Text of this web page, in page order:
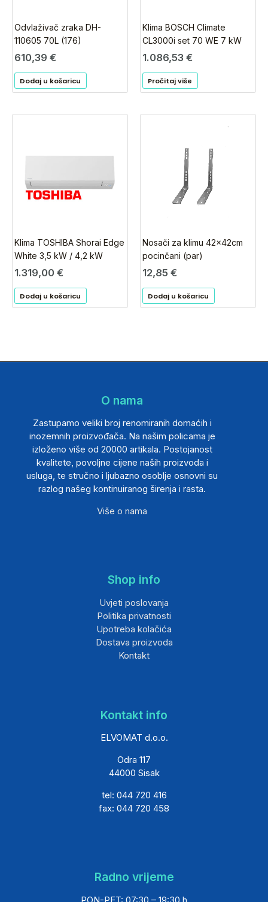
Odvlaživač zraka DH-
110605 70L (176)
610,39 €
Dodaj u košaricu
Klima BOSCH Climate
CL3000i set 70 WE 7 kW
1.086,53 €
Pročitaj više
Klima TOSHIBA Shorai Edge
White 3,5 kW / 4,2 kW
1.319,00 €
Dodaj u košaricu
Nosači za klimu 42x42cm
pocinčani (par)
12,85 €
Dodaj u košaricu
O nama
Zastupamo veliki broj renomiranih domaćih i
inozemnih proizvođača. Na našim policama je
izloženo više od 20000 artikala. Postojanost
kvalitete, povoljne cijene naših proizvoda i
usluga, te stručno i ljubazno osoblje osnovni su
razlog našeg kontinuiranog širenja i rasta.
Više o nama
Shop info
Uvjeti poslovanja
Politika privatnosti
Upotreba kolačića
Dostava proizvoda
Kontakt
Kontakt info
ELVOMAT d.o.o.
Odra 117
44000 Sisak
tel: 044 720 416
fax: 044 720 458
Radno vrijeme
PON-PET: 07:30 – 19:30 h